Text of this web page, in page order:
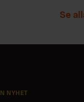
Se
NYHET